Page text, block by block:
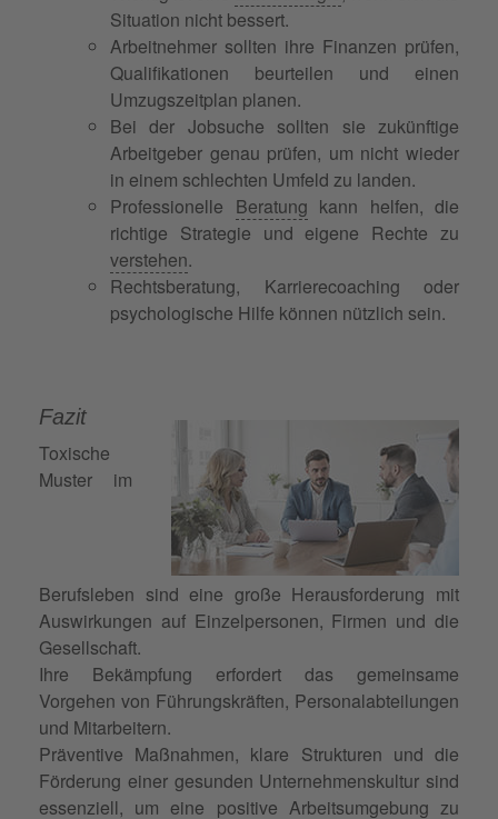
Situation nicht bessert.
Arbeitnehmer sollten ihre Finanzen prüfen,
Qualifikationen beurteilen und einen
Umzugszeitplan planen.
Bei der Jobsuche sollten sie zukünftige
Arbeitgeber genau prüfen, um nicht wieder
in einem schlechten Umfeld zu landen.
Professionelle Beratung kann helfen, die
richtige Strategie und eigene Rechte zu
verstehen.
Rechtsberatung, Karrierecoaching oder
psychologische Hilfe können nützlich sein.
Fazit
Toxische
Muster im
Berufsleben sind eine große Herausforderung mit
Auswirkungen auf Einzelpersonen, Firmen und die
Gesellschaft.
Ihre Bekämpfung erfordert das gemeinsame
Vorgehen von Führungskräften, Personalabteilungen
und Mitarbeitern.
Präventive Maßnahmen, klare Strukturen und die
Förderung einer gesunden Unternehmenskultur sind
essenziell, um eine positive Arbeitsumgebung zu